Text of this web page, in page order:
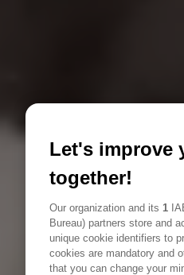
Let's improve
together!
Our organization and its 1
Bureau) partners store and
unique cookie identifiers to
cookies are mandatory and
that you can change your